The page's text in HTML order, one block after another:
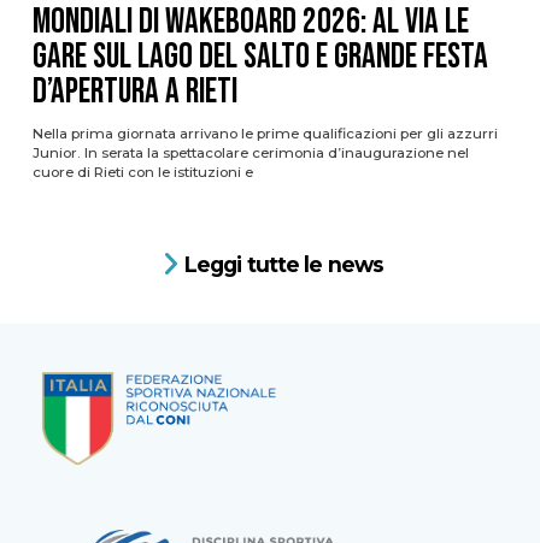
Mondiali di Wakeboard 2026: al via le
gare sul Lago del Salto e grande festa
d’apertura a Rieti
Nella prima giornata arrivano le prime qualificazioni per gli azzurri
Junior. In serata la spettacolare cerimonia d’inaugurazione nel
cuore di Rieti con le istituzioni e
Leggi tutte le news